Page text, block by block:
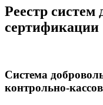
Реестр систем
сертификации
Система
контрольно-